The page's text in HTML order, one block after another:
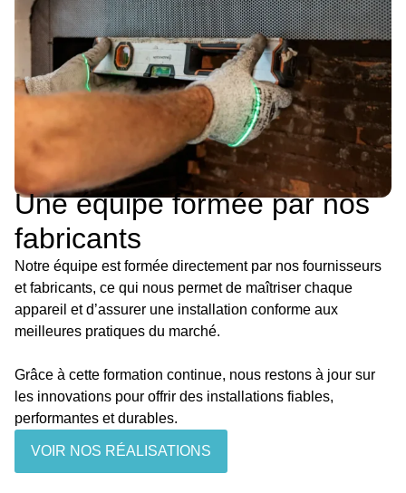
Une équipe formée par nos
fabricants
Notre équipe est formée directement par nos fournisseurs
et fabricants, ce qui nous permet de maîtriser chaque
appareil et d’assurer une installation conforme aux
meilleures pratiques du marché.
Grâce à cette formation continue, nous restons à jour sur
les innovations pour offrir des installations fiables,
performantes et durables.
VOIR NOS RÉALISATIONS